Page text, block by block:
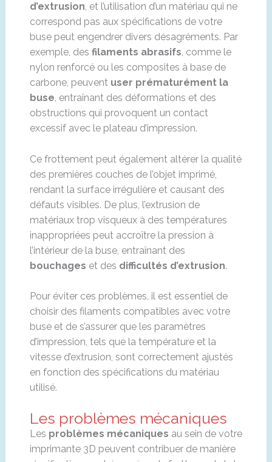
d’extrusion, et l’utilisation d’un matériau qui ne
correspond pas aux spécifications de votre
buse peut engendrer divers désagréments. Par
exemple, des filaments abrasifs, comme le
nylon renforcé ou les composites à base de
carbone, peuvent user prématurément la
buse, entraînant des déformations et des
obstructions qui provoquent un contact
excessif avec le plateau d’impression.
Ce frottement peut également altérer la qualité
des premières couches de l’objet imprimé,
rendant la surface irrégulière et causant des
défauts visibles. De plus, l’extrusion de
matériaux trop visqueux à des températures
inappropriées peut accroître la pression à
l’intérieur de la buse, entraînant des
bouchages et des difficultés d’extrusion.
Pour éviter ces problèmes, il est essentiel de
choisir des filaments compatibles avec votre
buse et de s’assurer que les paramètres
d’impression, tels que la température et la
vitesse d’extrusion, sont correctement ajustés
en fonction des spécifications du matériau
utilisé.
Les problèmes mécaniques
Les problèmes mécaniques au sein de votre
imprimante 3D peuvent contribuer de manière